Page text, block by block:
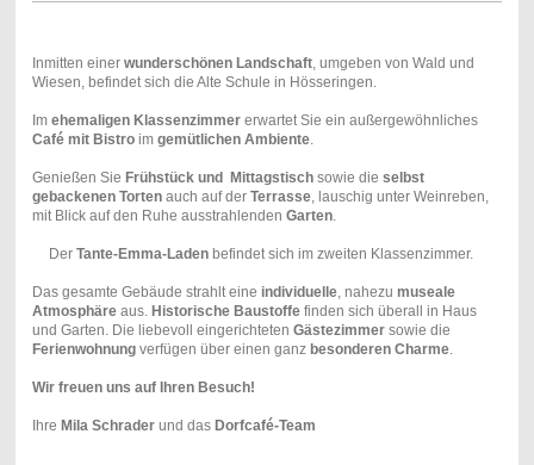
Inmitten einer wunderschönen Landschaft, umgeben von Wald und
Wiesen, befindet sich die Alte Schule in Hösseringen .
Im ehemaligen Klassenzimmererwartet Sie ein außergewöhnliches
Café mit Bistroim gemütlichen Ambiente.
Genießen Sie Frühstück und Mittagstischsowie die selbst
gebackenen Tortenauch auf der Terrasse, lauschig unter Weinreben,
mit Blick auf den Ruhe ausstrahlenden Garten.
Der Tante-Emma-Ladenbefindet sich im zweiten Klassenzimmer.
Das gesamte Gebäude strahlt eine individuelle, nahezu museale
Atmosphäreaus. Historische Baustoffefinden sich überall in Haus
und Garten. Die liebevoll eingerichteten Gästezimmersowie die
Ferienwohnungverfügen über einen ganz besonderen Charme.
Wir freuen uns auf Ihren Besuch!
Ihre Mila Schraderund das Dorfcafé-Team